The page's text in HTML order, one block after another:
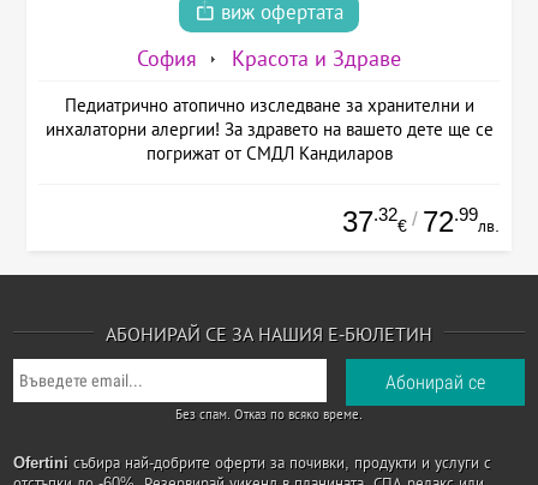
виж офертата
София Красота и Здраве
Педиатрично атопично изследване за хранителни и
инхалаторни алергии! За здравето на вашето дете ще се
погрижат от СМДЛ Кандиларов
37.32
€ / 72.99
лв.
АБОНИРАЙ СЕ ЗА НАШИЯ Е-БЮЛЕТИН
Без спам. Отказ по всяко време.
Ofertini събира най-добрите оферти за почивки, продукти и услуги с